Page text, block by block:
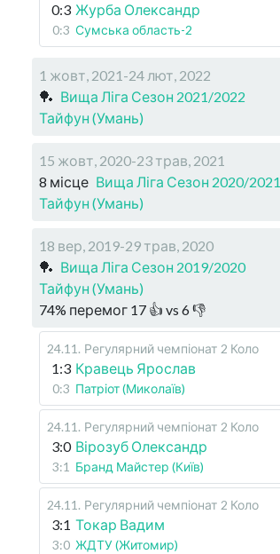
0:3 Журба Олександр
0:3 Сумська область-2
1 жовт, 2021-24 лют, 2022
🏓 Вища Ліга Сезон 2021/2022
Тайфун (Умань)
15 жовт, 2020-23 трав, 2021
8 місце Вища Ліга Сезон 2020/2021
Тайфун (Умань)
18 вер, 2019-29 трав, 2020
🏓 Вища Ліга Сезон 2019/2020
Тайфун (Умань)
74% перемог 17 👍 vs 6👎
24.11 . Регулярний чемпіонат 2 Коло
1:3 Кравець Ярослав
0:3 Патріот (Миколаїв)
24.11 . Регулярний чемпіонат 2 Коло
3:0 Вірозуб Олександр
3:1 Бранд Майстер (Київ)
24.11 . Регулярний чемпіонат 2 Коло
3:1 Токар Вадим
3:0 ЖДТУ (Житомир)